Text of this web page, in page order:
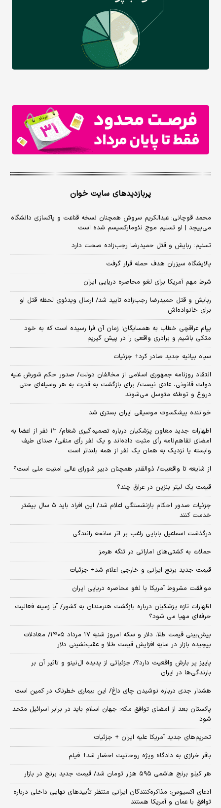
پربازدیدهای سایت خوان
محمد قوچانی: عبدالکریم سروش همچنان نسخه قناعت و پاکسازی دانشگاه
می‌پیچد | او تسلیم موج نئومارکسیسم شده است
تسنیم: ربایش و قتل حمیدرضا رجب‌زاده صحت دارد
پالایشگاه سیزران هدف حمله قرار گرفت
شرط مهم آمریکا برای لغو محاصره دریایی ایران
ربایش و قتل حمیدرضا رجب‌زاده تایید شد/ ارسال ویدئوی لحظه قتل او
برای خانواده‌اش
پیام عراقچی خطاب به همسایگان؛ زمان آن فرا رسیده است که به خود
متکی باشیم و برادری واقعی را در پیش گیریم
سپاه بیانیه جدید صادر کرد+ جزئیات
انتقاد روزنامه جمهوری اسلامی از مخالفان دولت/ صدور حکم شورش علیه
دولت قانونی، عادی نیست/ برای بازگشت به قدرت به هر وسیله‌ای حتی
دروغ و توطئه متوسل می‌شوند
خواننده پیشکسوت موسیقی ایران بستری شد
اظهارات جدید معاون پزشکیان درباره تصمیم‌گیری شعام/ ۱۲ نفر از اعضا به
امضای تفاهم‌نامه رأی مثبت داده‌اند و یک نفر رأی منفی/ صدای طیف
وابسته یا نزدیک به همان یک نفر از همه بلندتر است
از شایعه تا واقعیت/ ذوالقدر همچنان دبیر شورای ‌عالی امنیت ملی است؟
قیمت یک لیتر بنزین در عراق چند؟
جزئیات صدور احکام بازنشستگی اعلام شد/ این افراد باید ۵ سال بیشتر
خدمت کنند
درگذشت اسماعیل بابایی راغب بر اثر سانحه رانندگی
حملات به کشتی‌های اماراتی در تنگه هرمز
قیمت جدید برنج ایرانی و خارجی اعلام شد+ جزئیات
موافقت مشروط آمریکا با لغو محاصره دریایی ایران
اظهارات تازه پزشکیان درباره بازگشت هنرمندان به کشور/ آیا زمینه فعالیت
حرفه‌ای مهیا می شود؟
پیش‌بینی قیمت طلا، دلار و سکه امروز شنبه ۱۷ مرداد ۱۴۰۵/ معادلات
پیچیده بازار در سایه افزایش قیمت طلا و عقب‌نشینی دلار
پاییز پر بارش واقعیت دارد؟/ جزئیاتی از پدیده ال‌نینو و تاثیر آن بر
بارندگی‌ها در ایران
هشدار جدی درباره نوشیدن چای داغ/ این بیماری خطرناک در کمین است
پاکستان بعد از امضای توافق مکه: جهان اسلام باید در برابر اسرائیل متحد
شود
تحریم‌های جدید آمریکا علیه ایران + جزئیات
باقر خرازی به دادگاه ویژه روحانیت احضار شد+ فیلم
هر کیلو برنج هاشمی ۵۹۵ هزار تومان شد/ قیمت جدید برنج در بازار
ادعای اکسیوس: مذاکره‌کنندگان ایرانی منتظر تأییدهای نهایی داخلی درباره
توافق با عمان و آمریکا هستند